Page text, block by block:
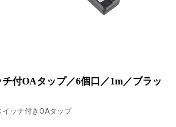
付OAタップ／6個口／1m／ブラッ
ッチ付きOAタップ